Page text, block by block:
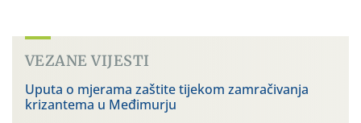
VEZANE VIJESTI
Uputa o mjerama zaštite tijekom zamračivanja
krizantema u Međimurju